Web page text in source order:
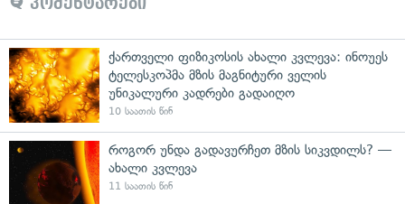
ქართველი ფიზიკოსის ახალი კვლევა: ინოუეს
ტელესკოპმა მზის მაგნიტური ველის
უნიკალური კადრები გადაიღო
10 საათის წინ
როგორ უნდა გადავურჩეთ მზის სიკვდილს? —
ახალი კვლევა
11 საათის წინ